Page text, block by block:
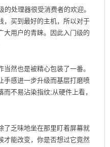
处理器很受消费者的欢迎。
，买到最好的主机，所以对于
大用户的青睐。因此入门级的
然也是被精心包装了一番。
手感进一步升级而基层打磨喷
不易沾染指纹;从硬件上看，
乏味地坐在那里盯着屏幕就
才能改变，你是否想过它竟然